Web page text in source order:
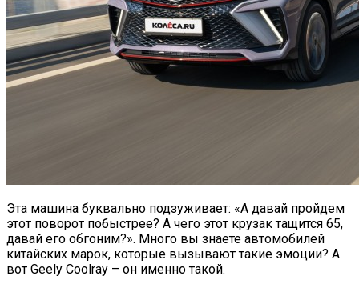
Эта машина буквально подзуживает: «А давай пройдем
этот поворот побыстрее? А чего этот крузак тащится 65,
давай его обгоним?». Много вы знаете автомобилей
китайских марок, которые вызывают такие эмоции? А
вот Geely Coolray – он именно такой.